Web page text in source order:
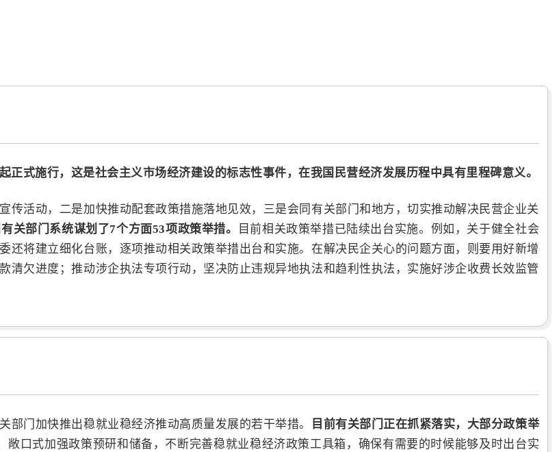
正式施行，这是社会主义市场经济建设的标志性事件，在我国民营经济发展历程中具有里程碑意义。
传活动，二是加快推动配套政策措施落地见效，三是会同有关部门和地方，切实推动解决民营企业关
关部门系统谋划了7个方面53项政策举措。
目前相关政策举措已陆续出台实施。例如，关于健全社会
还将建立细化台账，逐项推动相关政策举措出台和实施。在解决民企关心的问题方面，则要用好新增
清欠进度；推动涉企执法专项行动，坚决防止违规异地执法和趋利性执法，实施好涉企收费长效监管
部门加快推出稳就业稳经济推动高质量发展的若干举措。
目前有关部门正在抓紧落实，大部分政策举
敞口式加强政策预研和储备，不断完善稳就业稳经济政策工具箱，确保有需要的时候能够及时出台实